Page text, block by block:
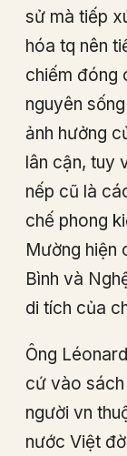
sử mà tiếp
hóa tq nên
chiếm đóng
nguyên
ảnh hưởng
lân cận, tuy
nếp cũ là
chế phong
Mường hiện
Bình và
di tích của
Ông
cứ vào
người vn
nước Việt